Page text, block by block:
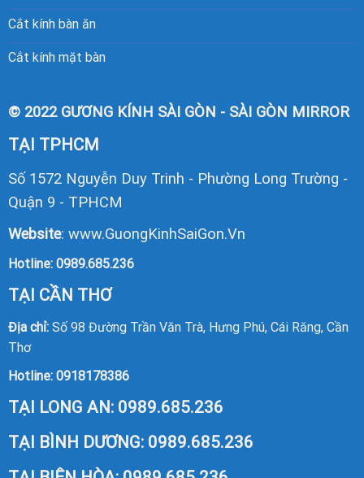
Cắt kính bàn ăn
Cắt kính mặt bàn
© 2022 GƯƠNG KÍNH SÀI GÒN - SÀI GÒN MIRROR
TẠI TPHCM
Số 1572 Nguyễn Duy Trinh - Phường Long Trường -
Quận 9 - TPHCM
Website: www.GuongKinhSaiGon.Vn
Hotline: 0989.685.236
TẠI CẦN THƠ
Địa chỉ:Số 98 Đường Trần Văn Trà, Hưng Phú, Cái Răng, Cần
Thơ
Hotline: 0918178386
TẠI LONG AN: 0989.685.236
TẠI BÌNH DƯƠNG: 0989.685.236